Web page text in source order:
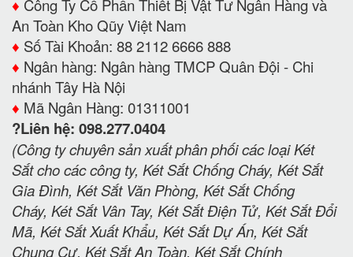
♦️ Công Ty Cổ Phần Thiết Bị Vật Tư Ngân Hàng và
An Toàn Kho Qũy Việt Nam
♦️ Số Tài Khoản: 88 2112 6666 888
♦️ Ngân hàng: Ngân hàng TMCP Quân Đội - Chi
nhánh Tây Hà Nội
♦️ Mã Ngân Hàng: 01311001
?Liên hệ: 098.277.0404
(Công ty chuyên sản xuất phân phối các loại Két
Sắt cho các công ty, Két Sắt Chống Cháy, Két Sắt
Gia Đình, Két Sắt Văn Phòng, Két Sắt Chống
Cháy, Két Sắt Vân Tay, Két Sắt Điện Tử, Két Sắt Đổi
Mã, Két Sắt Xuất Khẩu, Két Sắt Dự Án, Két Sắt
Chung Cư, Két Sắt An Toàn, Két Sắt Chính